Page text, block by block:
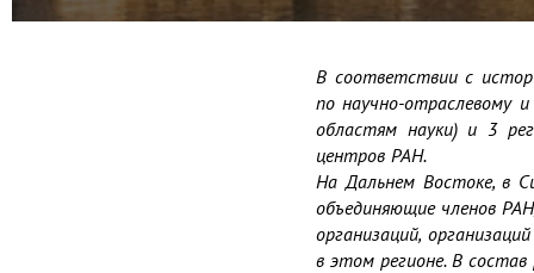
В соответствии с
по научно-отраслевому
областям науки) и 3
центров РАН.
На Дальнем Востоке, в
объединяющие членов
организаций,
в этом регионе. В